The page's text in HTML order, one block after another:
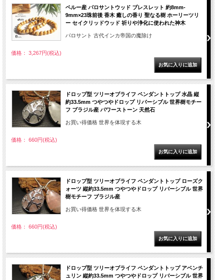
ペルー産 パロサントウッド ブレスレット 約8mm-
9mm×23珠前後 香木 癒しの香り 聖なる樹 ホーリーツリ
ー セイクリッドウッド 祈りや浄化に使われた神木
パロサント 古代インカ帝国の魔除け
価格： 3,267円(税込)
ドロップ型 ツリーオブライフ ペンダントトップ 水晶 縦
約33.5mm つやつやドロップ リバーシブル 世界樹モチー
フ ブラジル産 パワーストーン 天然石
お買い得価格 世界を体現する木
価格： 660円(税込)
ドロップ型 ツリーオブライフ ペンダントトップ ローズク
ォーツ 縦約33.5mm つやつやドロップ リバーシブル 世界
樹モチーフ ブラジル産
お買い得価格 世界を体現する木
価格： 660円(税込)
ドロップ型 ツリーオブライフ ペンダントトップ アベンチ
ュリン 縦約33.5mm つやつやドロップ リバーシブル 世界